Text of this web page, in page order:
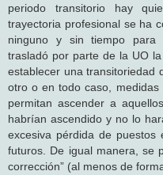
periodo transitorio hay
trayectoria profesional se ha
ninguno y sin tiempo para
trasladó por parte de la UO
establecer una transitoriedad
otro o en todo caso,
permitan ascender a
habrían ascendido y no lo
excesiva pérdida de
futuros. De igual manera, se
corrección” (al menos de